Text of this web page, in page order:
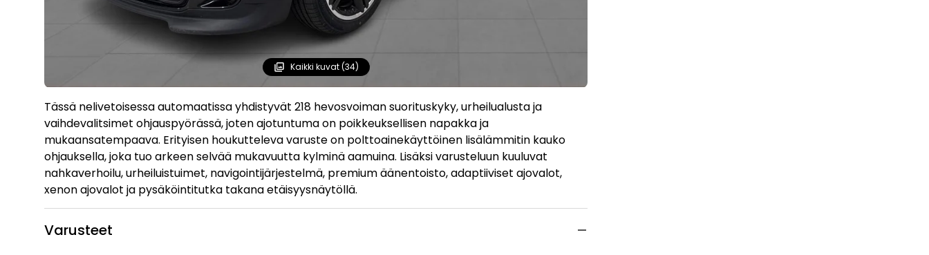
Kaikki kuvat (34)
Tässä nelivetoisessa automaatissa yhdistyvät 218 hevosvoiman suorituskyky, urheilualusta ja
vaihdevalitsimet ohjauspyörässä, joten ajotuntuma on poikkeuksellisen napakka ja
mukaansatempaava. Erityisen houkutteleva varuste on polttoainekäyttöinen lisälämmitin kauko
ohjauksella, joka tuo arkeen selvää mukavuutta kylminä aamuina. Lisäksi varusteluun kuuluvat
nahkaverhoilu, urheiluistuimet, navigointijärjestelmä, premium äänentoisto, adaptiiviset ajovalot,
xenon ajovalot ja pysäköintitutka takana etäisyysnäytöllä.
Varusteet